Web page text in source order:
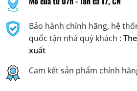
Bảo hành chính hãng, hệ
quốc tận nhà quý khách :
xuất
Cam kết sản phẩm chính